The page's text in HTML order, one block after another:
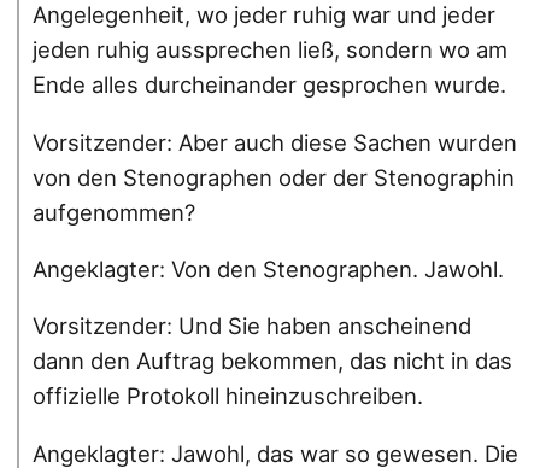
Angelegenheit, wo jeder ruhig war und jeder
jeden ruhig aussprechen ließ, sondern wo am
Ende alles durcheinander gesprochen wurde.
Vorsitzender: Aber auch diese Sachen wurden
von den Stenographen oder der Stenographin
aufgenommen?
Angeklagter: Von den Stenographen. Jawohl.
Vorsitzender: Und Sie haben anscheinend
dann den Auftrag bekommen, das nicht in das
offizielle Protokoll hineinzuschreiben.
Angeklagter: Jawohl, das war so gewesen. Die